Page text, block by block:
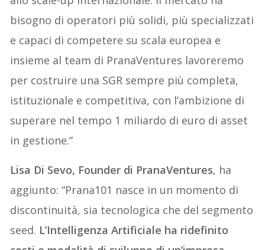
bisogno di operatori più solidi, più specializzati
e capaci di competere su scala europea e
insieme al team di PranaVentures lavoreremo
per costruire una SGR sempre più completa,
istituzionale e competitiva, con l’ambizione di
superare nel tempo 1 miliardo di euro di asset
in gestione.”
Lisa Di Sevo, Founder di PranaVentures, ha
aggiunto: “Prana101 nasce in un momento di
discontinuità, sia tecnologica che del segmento
seed. L’Intelligenza Artificiale ha ridefinito